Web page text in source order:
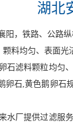
湖北
，铁路、公路纵
料均匀、表面光
滤料颗粒均匀、
石,黄色鹅卵石
厂提供过滤服